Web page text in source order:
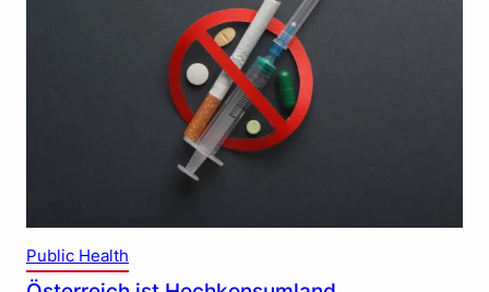
Public Health